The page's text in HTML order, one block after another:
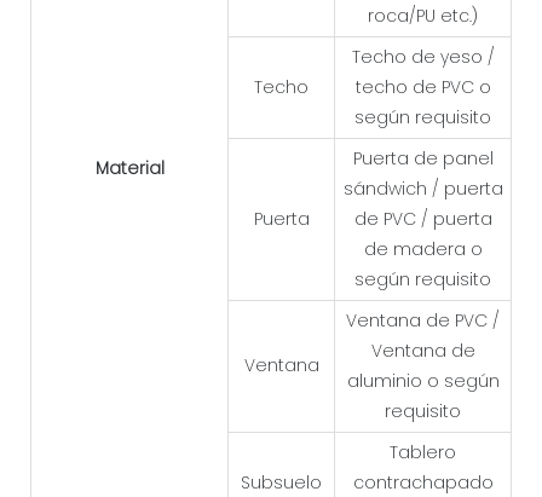
Material
roca/PU etc.)
Techo
Techo de yeso /
techo de PVC o
según requisito
Puerta
Puerta de panel
sándwich / puerta
de PVC / puerta
de madera o
según requisito
Ventana
Ventana de PVC /
Ventana de
aluminio o según
requisito
Subsuelo
Tablero
contrachapado